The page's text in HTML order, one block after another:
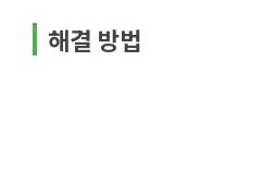
해결 방법